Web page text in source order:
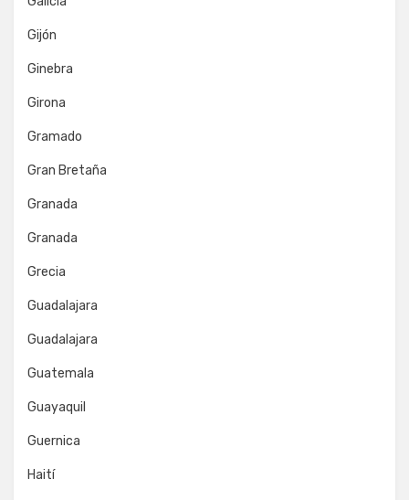
Gijón
Ginebra
Girona
Gramado
Gran Bretaña
Granada
Granada
Grecia
Guadalajara
Guadalajara
Guatemala
Guayaquil
Guernica
Haití